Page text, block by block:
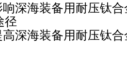
装备用耐压钛合
径
装备用耐压钛合